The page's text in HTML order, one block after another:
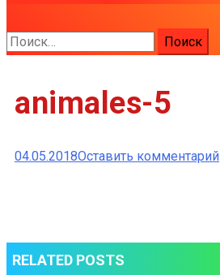
Найти:
animales-5
04.05.2018Оставить комментарийк
RELATED POSTS